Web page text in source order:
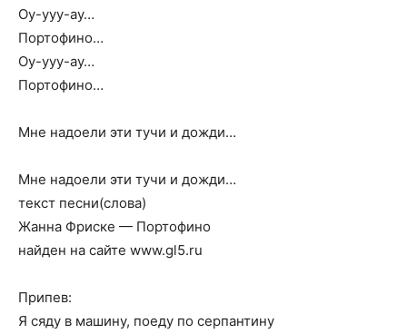
Оу-ууу-ау…
Портофино…
Оу-ууу-ау…
Портофино…
Мне надоели эти тучи и дожди…
Мне надоели эти тучи и дожди…
текст песни(слова)
Жанна Фриске — Портофино
найден на сайте www.gl5.ru
Припев:
Я сяду в машину, поеду по серпантину